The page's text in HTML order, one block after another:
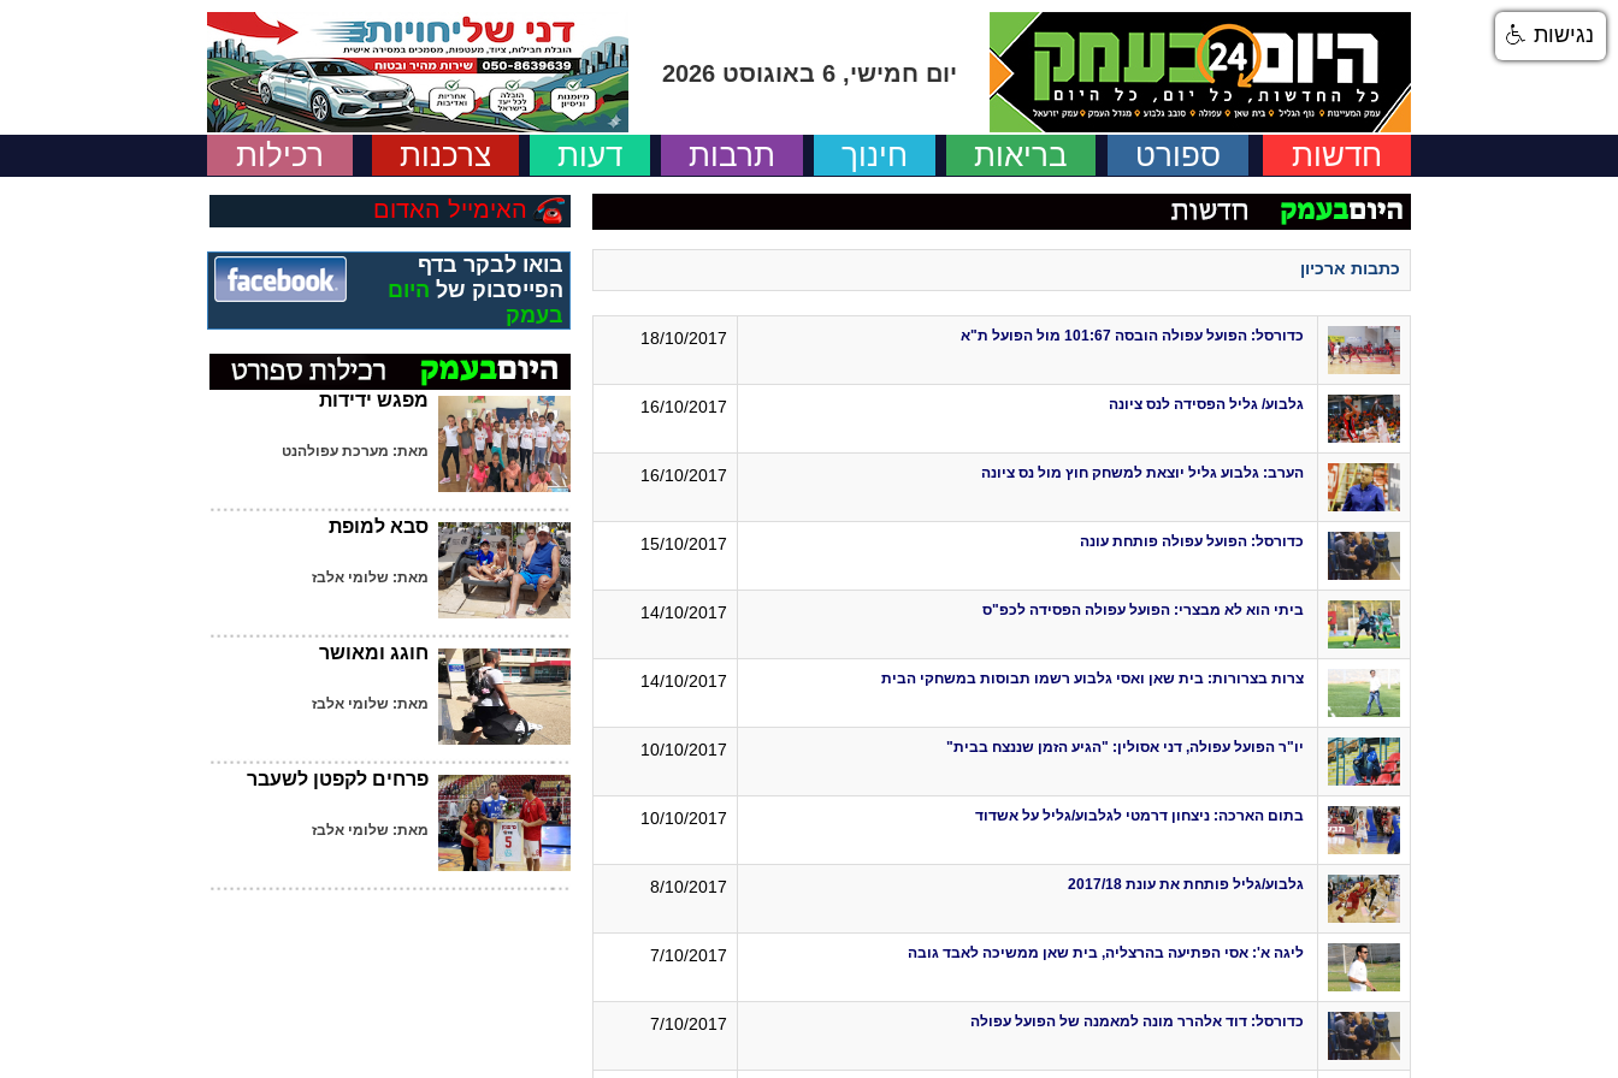
יום חמישי, 6 באוגוסט 2026
חדשות ספורט בריאות חינוך תרבות דעות צרכנות רכילות
כתבות ארכיון
כדורסל: הפועל עפולה הובסה 101:67 מול הפועל ת"א 18/10/2017
גלבוע/ גליל הפסידה לנס ציונה 16/10/2017
הערב: גלבוע גליל יוצאת למשחק חוץ מול נס ציונה 16/10/2017
כדורסל: הפועל עפולה פותחת עונה 15/10/2017
ביתי הוא לא מבצרי: הפועל עפולה הפסידה לכפ"ס 14/10/2017
צרות בצרורות: בית שאן ואסי גלבוע רשמו תבוסות במשחקי הבית 14/10/2017
יו"ר הפועל עפולה, דני אסולין: "הגיע הזמן שננצח בבית" 10/10/2017
בתום הארכה: ניצחון דרמטי לגלבוע/גליל על אשדוד 10/10/2017
גלבוע/גליל פותחת את עונת 2017/18 8/10/2017
ליגה א': אסי הפתיעה בהרצליה, בית שאן ממשיכה לאבד גובה 7/10/2017
כדורסל: דוד אלהרר מונה למאמנה של הפועל עפולה 7/10/2017
האימייל האדום
בואו לבקר בדף
הפייסבוק של היום
בעמק
מפגש ידידות
מאת: מערכת עפולהנט
סבא למופת
מאת: שלומי אלבז
חוגג ומאושר
מאת: שלומי אלבז
פרחים לקפטן לשעבר
מאת: שלומי אלבז
נגישות